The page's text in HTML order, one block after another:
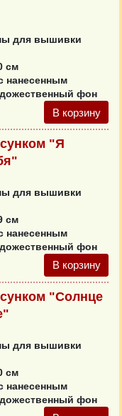
для вышивки
см
нанесенным
фон
В корзину
"Я
для вышивки
см
нанесенным
фон
В корзину
"Солнце
для вышивки
см
нанесенным
фон